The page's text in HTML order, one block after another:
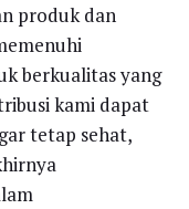
produk dan
berkualitas yang
kami dapat
tetap sehat,